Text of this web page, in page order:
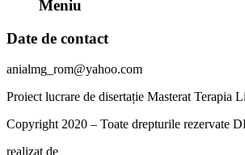
Meniu
Date de contact
anialmg_rom@yahoo.com
Proiect lucrare de disertație Masterat Terapia
Copyright 2020 – Toate drepturile rezervate
realizat de